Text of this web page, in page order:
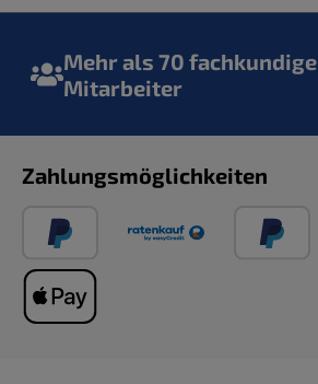
Mehr als 70 fachkundige
Mitarbeiter
Zahlungsmöglichkeiten